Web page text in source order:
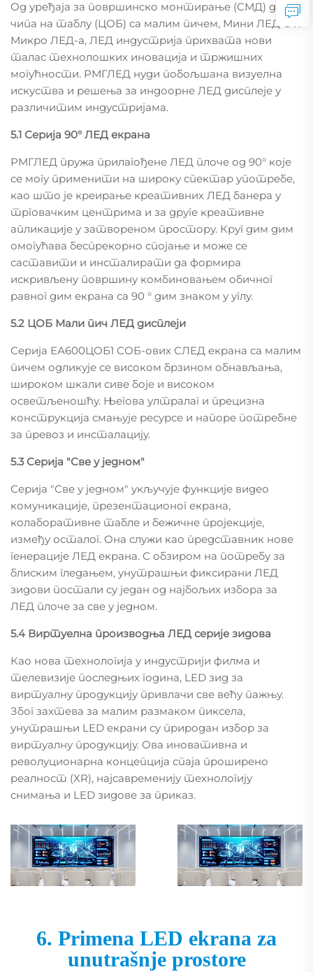
Од уређаја за површинско монтирање (СМД) до
чипа на таблу (ЦОБ) са малим пичем, Мини ЛЕД-а и
Микро ЛЕД-а, ЛЕД индустрија прихвата нови
талас технолошких иновација и тржишних
могућности. РМГЛЕД нуди побољшана визуелна
искуства и решења за индоорне ЛЕД дисплеје у
различитим индустријама.
5.1 Серија 90° ЛЕД екрана
РМГЛЕД пружа прилагођене ЛЕД плоче од 90° које
се могу применити на широку спектар употребе,
као што је креирање креативних ЛЕД банера у
трговачким центрима и за друге креативне
апликације у затвореном простору. Круг дим дим
омогућава беспрекорно спојање и може се
саставити и инсталирати да формира
искривљену површину комбиновањем обичног
равног дим екрана са 90 ° дим знаком у углу.
5.2 ЦОБ Мали пич ЛЕД дисплеји
Серија ЕА600ЦОБ1 СОБ-ових СЛЕД екрана са малим
пичем одликује се високом брзином обнављања,
широком шкали сиве боје и високом
осветљеношћу. Његова ултралаг и прецизна
конструкција смањује ресурсе и напоре потребне
за превоз и инсталацију.
5.3 Серија "Све у једном"
Серија "Све у једном" укључује функције видео
комуникације, презентационог екрана,
колаборативне табле и бежичне пројекције,
између осталог. Она служи као представник нове
генерације ЛЕД екрана. С обзиром на потребу за
блиским гледањем, унутрашњи фиксирани ЛЕД
зидови постали су један од најбољих избора за
ЛЕД плоче за све у једном.
5.4 Виртуелна производња ЛЕД серије зидова
Као нова технологија у индустрији филма и
телевизије последњих година, LED зид за
виртуалну продукцију привлачи све већу пажњу.
Због захтева за малим размаком пиксела,
унутрашњи LED екрани су природан избор за
виртуалну продукцију. Ова иновативна и
револуционарна концепција спаја проширено
реалност (XR), најсавременију технологију
снимања и LED зидове за приказ.
6. Primena LED ekrana za
unutrašnje prostore